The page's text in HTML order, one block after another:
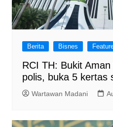
Berita Bisnes
RCI TH: Bukit
polis, buka 5 kertas
Wartawan Madani